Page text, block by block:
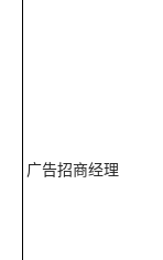
广告招商经理